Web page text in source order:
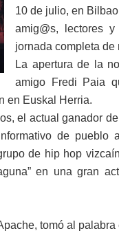
10 de julio, en
amig@s, lectores
jornada completa de
La apertura de la
amigo Fredi Paia
en Euskal Herria.
el actual ganador
de
de hip hop
en una gran
tomó al